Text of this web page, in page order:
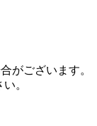
がございます。
。